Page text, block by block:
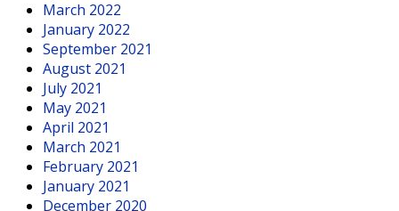
March 2022
January 2022
September 2021
August 2021
July 2021
May 2021
April 2021
March 2021
February 2021
January 2021
December 2020